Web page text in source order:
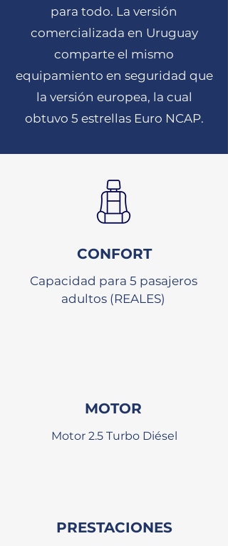
para todo. La versión
comercializada en Uruguay
comparte el mismo
equipamiento en seguridad que
la versión europea, la cual
obtuvo 5 estrellas Euro NCAP.
CONFORT
Capacidad para 5 pasajeros
adultos (REALES)
MOTOR
Motor 2.5 Turbo Diésel
PRESTACIONES